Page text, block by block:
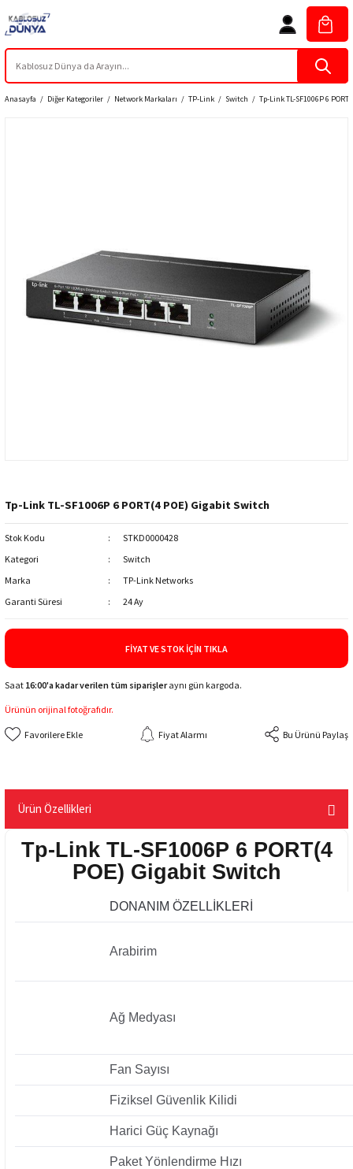
Anasayfa Diğer Kategoriler Network Markaları TP-Link Switch Tp-Link TL-SF1006P 6
Tp-Link TL-SF1006P 6 PORT(4 POE) Gigabit Switch
Stok Kodu
STKD0000428
Kategori
Switch
Marka
TP-Link Networks
Garanti Süresi
24 Ay
FIYAT VE STOK İÇIN TIKLA
Saat 16:00'a kadar verilen tüm siparişleraynı gün kargoda.
Ürünün orijinal fotoğrafıdır.
Fiyat Alarmı Bu Ürünü Paylaş
Ürün Özellikleri
Tp-Link TL-SF1006P 6 PORT(4
POE) Gigabit Switch
DONANIM ÖZELLİKLERİ
Arabirim
Ağ Medyası
Fan Sayısı
Fiziksel Güvenlik Kilidi
Harici Güç Kaynağı
Paket Yönlendirme Hızı